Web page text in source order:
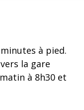
à pied.
la gare
à 8h30 et